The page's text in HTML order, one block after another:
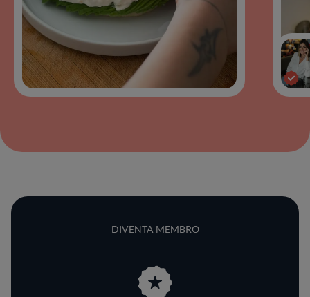
DIVENTA MEMBRO